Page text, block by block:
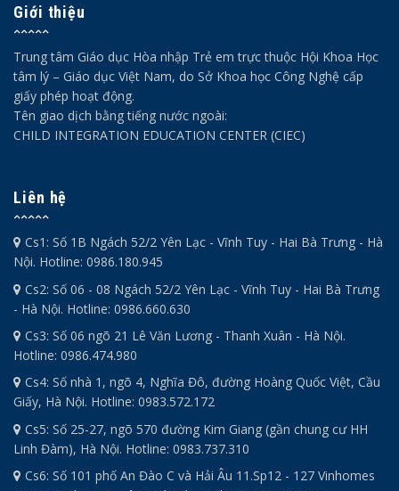
Giới thiệu
Trung tâm Giáo dục Hòa nhập Trẻ em trực thuộc Hội Khoa Học
tâm lý – Giáo dục Việt Nam, do Sở Khoa học Công Nghệ cấp
giấy phép hoạt động.
Tên giao dịch bằng tiếng nước ngoài:
CHILD INTEGRATION EDUCATION CENTER (CIEC)
Liên hệ
Cs1: Số 1B Ngách 52/2 Yên Lạc - Vĩnh Tuy - Hai Bà Trưng - Hà
Nội. Hotline: 0986.180.945
Cs2: Số 06 - 08 Ngách 52/2 Yên Lạc - Vĩnh Tuy - Hai Bà Trưng
- Hà Nội. Hotline: 0986.660.630
Cs3: Số 06 ngõ 21 Lê Văn Lương - Thanh Xuân - Hà Nội.
Hotline: 0986.474.980
Cs4: Số nhà 1, ngõ 4, Nghĩa Đô, đường Hoàng Quốc Việt, Cầu
Giấy, Hà Nội. Hotline: 0983.572.172
Cs5: Số 25-27, ngõ 570 đường Kim Giang (gần chung cư HH
Linh Đàm), Hà Nội. Hotline: 0983.737.310
Cs6: Số 101 phố An Đào C và Hải Âu 11.Sp12 - 127 Vinhomes